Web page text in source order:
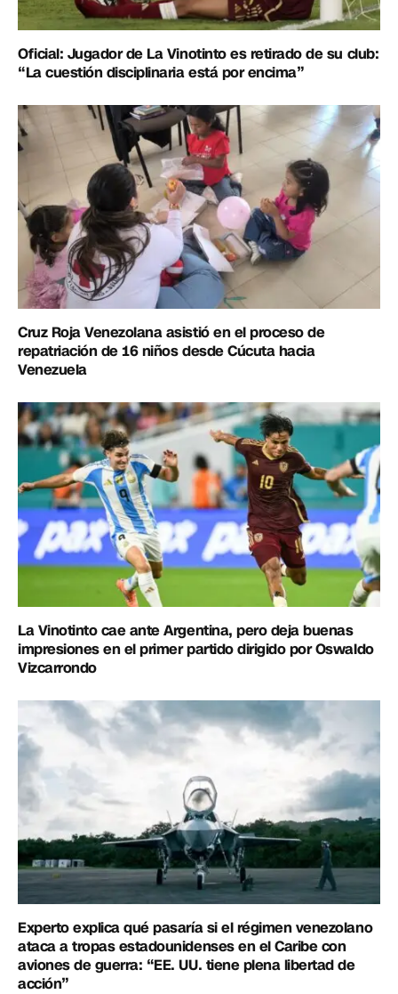
Oficial: Jugador de La Vinotinto es retirado de su club:
“La cuestión disciplinaria está por encima”
Cruz Roja Venezolana asistió en el proceso de
repatriación de 16 niños desde Cúcuta hacia
Venezuela
La Vinotinto cae ante Argentina, pero deja buenas
impresiones en el primer partido dirigido por Oswaldo
Vizcarrondo
Experto explica qué pasaría si el régimen venezolano
ataca a tropas estadounidenses en el Caribe con
aviones de guerra: “EE. UU. tiene plena libertad de
acción”